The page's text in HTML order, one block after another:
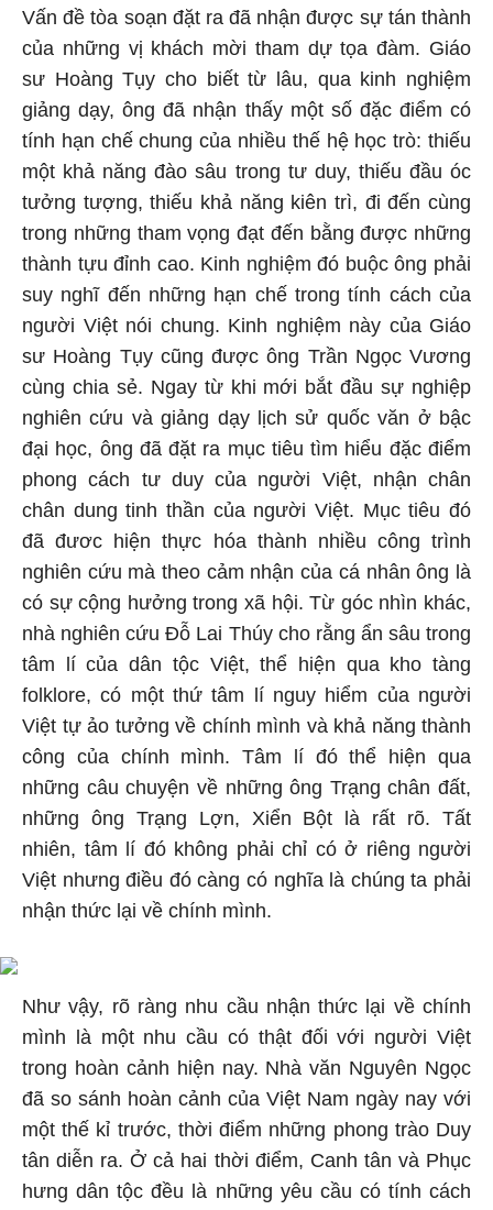
Vấn đề tòa soạn đặt ra đã nhận được sự tán thành
của những vị khách mời tham dự tọa đàm. Giáo
sư Hoàng Tụy cho biết từ lâu, qua kinh nghiệm
giảng dạy, ông đã nhận thấy một số đặc điểm có
tính hạn chế chung của nhiều thế hệ học trò: thiếu
một khả năng đào sâu trong tư duy, thiếu đầu óc
tưởng tượng, thiếu khả năng kiên trì, đi đến cùng
trong những tham vọng đạt đến bằng được những
thành tựu đỉnh cao. Kinh nghiệm đó buộc ông phải
suy nghĩ đến những hạn chế trong tính cách của
người Việt nói chung. Kinh nghiệm này của Giáo
sư Hoàng Tụy cũng được ông Trần Ngọc Vương
cùng chia sẻ. Ngay từ khi mới bắt đầu sự nghiệp
nghiên cứu và giảng dạy lịch sử quốc văn ở bậc
đại học, ông đã đặt ra mục tiêu tìm hiểu đặc điểm
phong cách tư duy của người Việt, nhận chân
chân dung tinh thần của người Việt. Mục tiêu đó
đã đươc hiện thực hóa thành nhiều công trình
nghiên cứu mà theo cảm nhận của cá nhân ông là
có sự cộng hưởng trong xã hội. Từ góc nhìn khác,
nhà nghiên cứu Đỗ Lai Thúy cho rằng ẩn sâu trong
tâm lí của dân tộc Việt, thể hiện qua kho tàng
folklore, có một thứ tâm lí nguy hiểm của người
Việt tự ảo tưởng về chính mình và khả năng thành
công của chính mình. Tâm lí đó thể hiện qua
những câu chuyện về những ông Trạng chân đất,
những ông Trạng Lợn, Xiển Bột là rất rõ. Tất
nhiên, tâm lí đó không phải chỉ có ở riêng người
Việt nhưng điều đó càng có nghĩa là chúng ta phải
nhận thức lại về chính mình.
Như vậy, rõ ràng nhu cầu nhận thức lại về chính
mình là một nhu cầu có thật đối với người Việt
trong hoàn cảnh hiện nay. Nhà văn Nguyên Ngọc
đã so sánh hoàn cảnh của Việt Nam ngày nay với
một thế kỉ trước, thời điểm những phong trào Duy
tân diễn ra. Ở cả hai thời điểm, Canh tân và Phục
hưng dân tộc đều là những yêu cầu có tính cách